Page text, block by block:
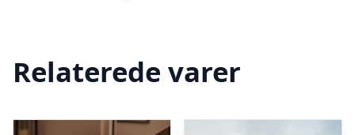
Relaterede varer